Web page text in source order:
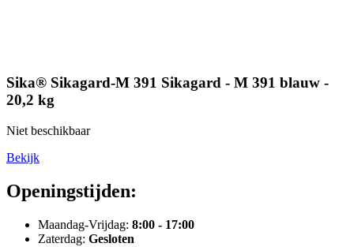
Sika® Sikagard-M 391 Sikagard - M 391 blauw -
20,2 kg
Niet beschikbaar
Bekijk
Openingstijden:
Maandag-Vrijdag: 8:00 - 17:00
Zaterdag: Gesloten